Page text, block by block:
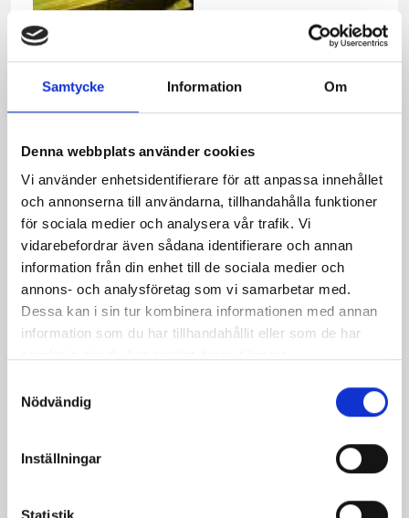
Samtycke Information Om
Denna webbplats använder cookies
Vi använder enhetsidentifierare för att anpassa innehållet
och annonserna till användarna, tillhandahålla funktioner
för sociala medier och analysera vår trafik. Vi
vidarebefordrar även sådana identifierare och annan
information från din enhet till de sociala medier och
annons- och analysföretag som vi samarbetar med.
Dessa kan i sin tur kombinera informationen med annan
information som du har tillhandahållit eller som de har
Nödvändig
Inställningar
Statistik
Lamm med paprikasås
Relaterade recept:
lamm te lammstek lammstek sås
lammstek ben lammstek enbär
grillad lammstek
lammstek med ben
sås till lammstek
lammstek med enbär
lammstek med rotsaksgratäng